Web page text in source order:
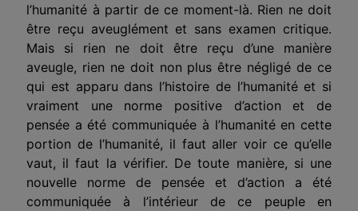
l’humanité à partir de ce moment-là. Rien ne doit
être reçu aveuglément et sans examen critique.
Mais si rien ne doit être reçu d’une manière
aveugle, rien ne doit non plus être négligé de ce
qui est apparu dans l’histoire de l’humanité et si
vraiment une norme positive d’action et de
pensée a été communiquée à l’humanité en cette
portion de l’humanité, il faut aller voir ce qu’elle
vaut, il faut la vérifier. De toute manière, si une
nouvelle norme de pensée et d’action a été
communiquée à l’intérieur de ce peuple en